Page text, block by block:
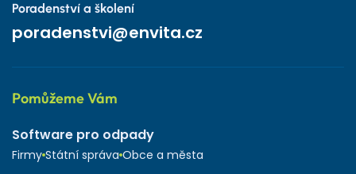
Poradenství a školení
poradenstvi@envita.cz
Pomůžeme Vám
Software pro odpady
Firmy Státní správa Obce a města